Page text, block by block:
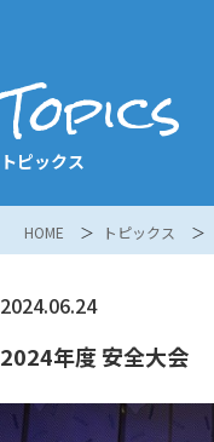
Topics
トピックス
HOME トピックス
2024.06.24
2024年度 安全大会